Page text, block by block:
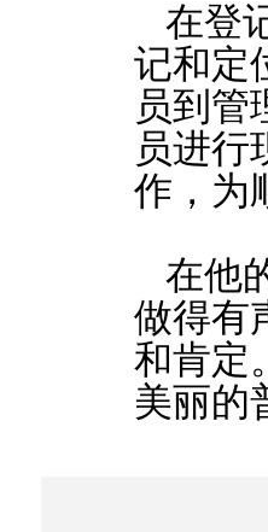
在登
记和定
员到管
员进行
作，为
在他
做得有
和肯定
美丽的